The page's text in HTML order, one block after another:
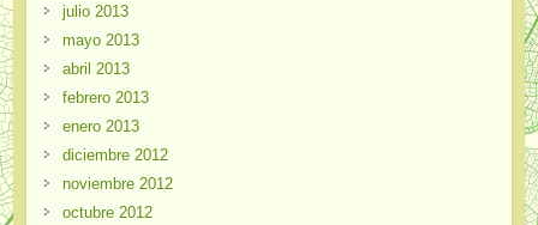
julio 2013
mayo 2013
abril 2013
febrero 2013
enero 2013
diciembre 2012
noviembre 2012
octubre 2012